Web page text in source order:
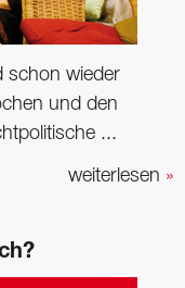
schon wieder
und den
...
weiterlesen »